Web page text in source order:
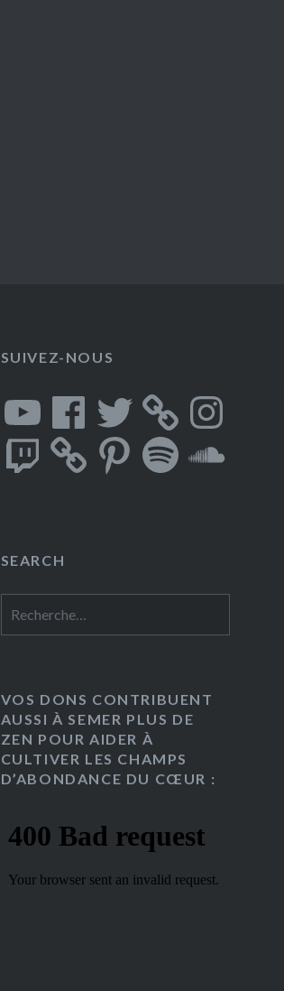
SUIVEZ-NOUS
YouTubeFacebookTwitter Instagram
Twitch PinterestSpotify
SEARCH
VOS DONS CONTRIBUENT
AUSSI À SEMER PLUS DE
ZEN POUR AIDER À
CULTIVER LES CHAMPS
D’ABONDANCE DU CŒUR :